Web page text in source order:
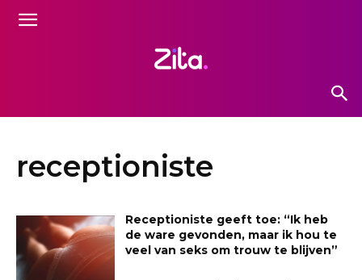
receptioniste
Receptioniste geeft toe: “Ik heb
de ware gevonden, maar ik hou te
veel van seks om trouw te blijven”